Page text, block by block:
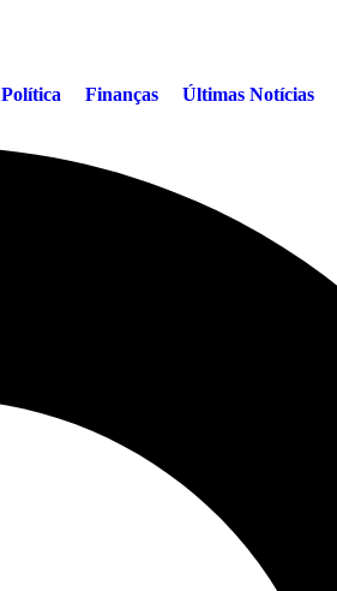
Política Finanças Últimas Notícias